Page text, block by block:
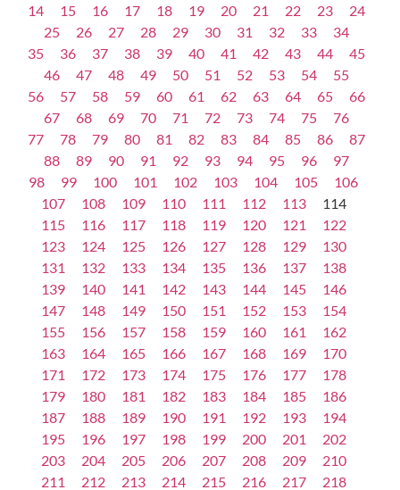
14
15 16 17 18 19 20 21 22 23
24
25
26 27 28 29 30 31 32 33
34
35
36 37 38 39 40 41 42 43 44
45
46
47 48 49 50 51 52 53 54
55
56
57 58 59 60 61 62 63 64 65
66
67
68 69 70 71 72 73 74 75
76
77
78 79 80 81 82 83 84 85 86
87
88
89 90 91 92 93 94 95 96
97
98
99 100 101 102 103 104 105
106
107
108 109 110 111 112 113
114
115
116 117 118 119 120 121
122
123
124 125 126 127 128 129
130
131
132 133 134 135 136 137
138
139
140 141 142 143 144 145
146
147
148 149 150 151 152 153
154
155
156 157 158 159 160 161
162
163
164 165 166 167 168 169
170
171
172 173 174 175 176 177
178
179
180 181 182 183 184 185
186
187
188 189 190 191 192 193
194
195
196 197 198 199 200 201
202
203
204 205 206 207 208 209
210
211
212 213 214 215 216 217 218